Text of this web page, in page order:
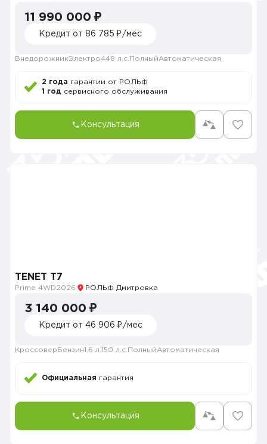
11 990 000 ₽
Кредит от 86 785 ₽/мес
ВнедорожникЭлектро448 л.с. ПолныйАвтоматическая
2 года гарантии от РОЛЬФ
1 год сервисного обслуживания
Консультация
TENET T7
Prime 4WD2026 РОЛЬФ Дмитровка
3 140 000 ₽
Кредит от 46 906 ₽/мес
Кроссовер Бензин1.6 л. 150 л.с. ПолныйАвтоматическая
Официальная гарантия
Консультация